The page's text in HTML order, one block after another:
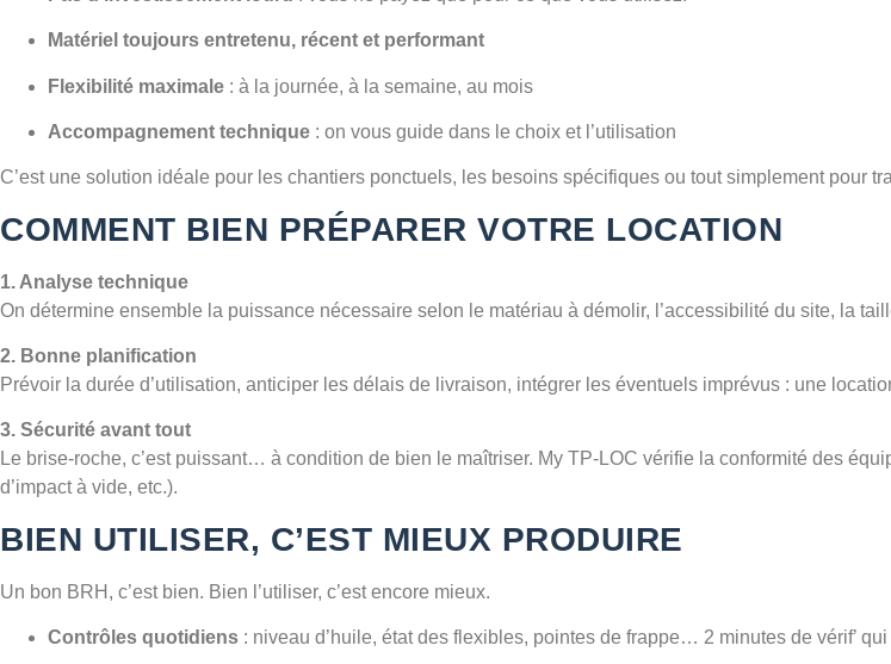
Matériel toujours entretenu, récent et performant
Flexibilité maximale : à la journée, à la semaine, au mois
Accompagnement technique : on vous guide dans le choix et l’utilisation
C’est une solution idéale pour les chantiers ponctuels, les besoins spécifiques ou tout simplement pour
COMMENT BIEN PRÉPARER VOTRE LOCATION
1. Analyse technique
On détermine ensemble la puissance nécessaire selon le matériau à démolir, l’accessibilité du site, la
2. Bonne planification
Prévoir la durée d’utilisation, anticiper les délais de livraison, intégrer les éventuels imprévus : une
3. Sécurité avant tout
Le brise-roche, c’est puissant… à condition de bien le maîtriser. My TP-LOC vérifie la conformité des
d’impact à vide, etc.).
BIEN UTILISER, C’EST MIEUX PRODUIRE
Un bon BRH, c’est bien. Bien l’utiliser, c’est encore mieux.
Contrôles quotidiens : niveau d’huile, état des flexibles, pointes de frappe… 2 minutes de vérif’